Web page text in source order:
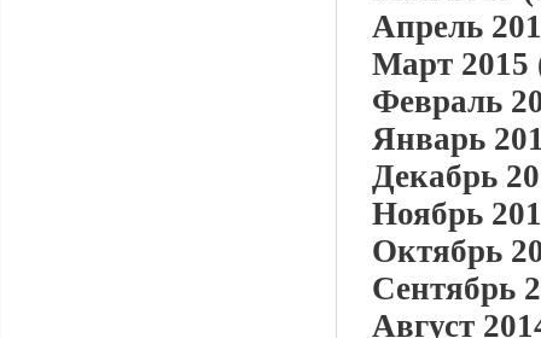
Апрель
Март 2015
Февраль
Январь
Декабрь
Ноябрь
Октябрь
Сентябрь
Август